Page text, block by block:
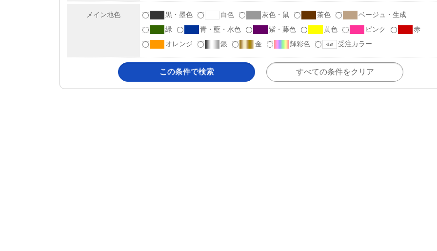
メイン地色 黒・墨色 白色 灰色・鼠 茶色
ベージュ・生成
緑
青・藍・水色 紫・藤色 黄色 ピンク
赤
オレンジ
銀 金 輝彩色 受注カラー